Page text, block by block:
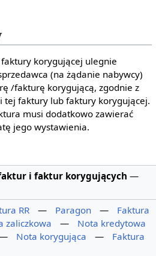
korygującej ulegnie
(na żądanie nabywcy)
/fakturę korygującą, zgodnie z
tej faktury lub faktury korygującej.
musi dodatkowo zawierać
jego wystawienia.
i faktur korygujących —
RR — Paragon —
Faktura
zaliczkowa —
Nota kredytowa
Nota korygująca —
Faktura